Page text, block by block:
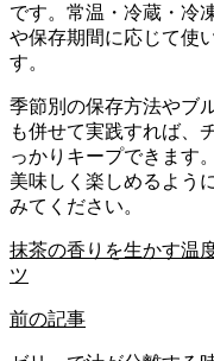
です。常温・冷蔵・冷
や保存期間に応じて使
す。
季節別の保存方法やブ
も併せて実践すれば、
っかりキープできます
美味しく楽しめるよう
みてください。
抹茶の香りを生かす温
ツ
前の記事